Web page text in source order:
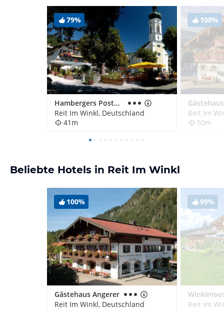
79%
Hambergers Posthotel
Reit Im Winkl, Deutschland
41m
100%
Reit Im
50m
Beliebte Hotels in Reit Im Winkl
100%
Gästehaus Angerer
Reit Im Winkl, Deutschland
99%
Reit Im